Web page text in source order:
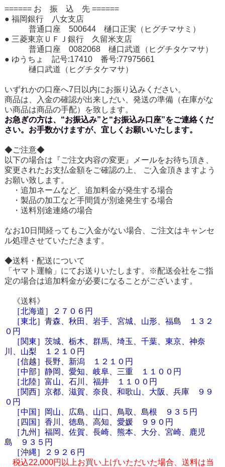
====== お 振 込 先 ======
● 福岡銀行 八女支店
普通口座 500644 樋口正実（ヒグチマサミ）
● 三菱東京ＵＦＪ銀行 久留米支店
普通口座 0082068 樋口武道（ヒグチタケマサ）
● ゆうちょ 記号:17410 番号:77975661
樋口武道（ヒグチタケマサ）
いずれかの口座へ7日以内にお振り込みください。
商品は、入金の確認が出来しだい、発送の準備（在庫がな
い商品は商品の手配）を致します。
お急ぎの方は、“お振込み”と“お振込み口座”をご連絡くだ
さい。お手数かけますが、宜しくお願いいたします。
◆ご注意◆
以下の場合は『ご注文内容の変更』メールをお待ち頂き、
変更されたお支払金額をご確認の上、 ご入金頂きますよう
お願い致します。
・追加ネームなど、追加料金が発生する場合
・製品の加工など手間賃が別途発生する場合
・送料別途連絡の場合
なお10日間経ってもご入金がない場合、ご注文はキャンセ
ル処理させていただきます。
◆送料・配送について
「ヤマト運輸」にてお送りいたします。※配送会社をご指
定の場合は追加料金が必要になることがございます。
《送料》
［北海道］
２７０６円
［東北］青森、秋田、岩手、宮城、山形、福島 １３２
０円
［関東］茨城、栃木、群馬、埼玉、千葉、東京、神奈
川、山梨 １２１０円
［信越］長野、新潟 １２１０円
［中部］静岡、愛知、岐阜、三重 １１００円
［北陸］富山、石川、福井 １１００円
［関西］京都、滋賀、奈良、和歌山、大阪、兵庫 ９９
０円
［中国］岡山、広島、山口、鳥取、島根 ９３５円
［四国］香川、徳島、高知、愛媛 ９９０円
［九州］福岡、佐賀、長崎、熊本、大分、宮崎、鹿児
島 ９３５円
［沖縄］２９２６円
税込22,000円以上お買い上げいただいた場合、送料は当